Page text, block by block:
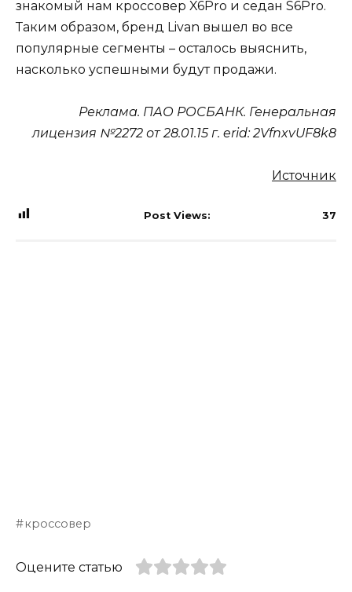
знакомый нам кроссовер X6Pro и седан S6Pro.
Таким образом, бренд Livan вышел во все
популярные сегменты – осталось выяснить,
насколько успешными будут продажи.
Реклама. ПАО РОСБАНК. Генеральная
лицензия №2272 от 28.01.15 г. erid: 2VfnxvUF8k8
Источник
Post Views: 37
кроссовер
Оцените статью